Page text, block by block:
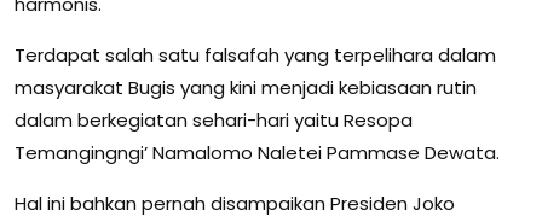
Terdapat salah satu falsafah yang terpelihara dalam
masyarakat Bugis yang kini menjadi kebiasaan rutin
dalam berkegiatan sehari-hari yaitu Resopa
Temangingngi’ Namalomo Naletei Pammase Dewata.
Hal ini bahkan pernah disampaikan Presiden Joko